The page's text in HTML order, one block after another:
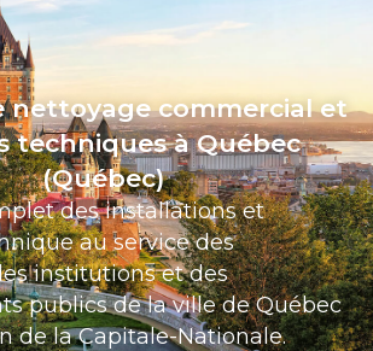
nettoyage commercial et
techniques à Québec
(Québec)
des installations et
au service des
institutions et des
publics de la ville de Québec
de la Capitale-Nationale.